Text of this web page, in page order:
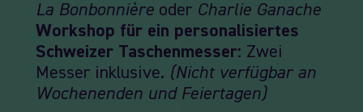
La Bonbonnière oder Charlie Ganache
Workshop für ein personalisiertes
Schweizer Taschenmesser: Zwei
Messer inklusive. (Nicht verfügbar an
Wochenenden und Feiertagen)